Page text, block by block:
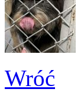
Wróć